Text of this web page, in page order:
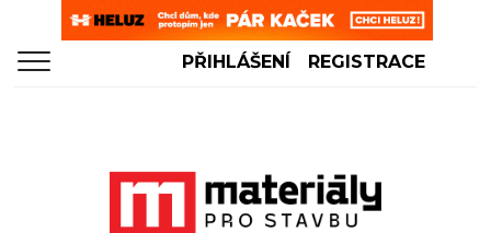
PŘIHLÁŠENÍ REGISTRACE